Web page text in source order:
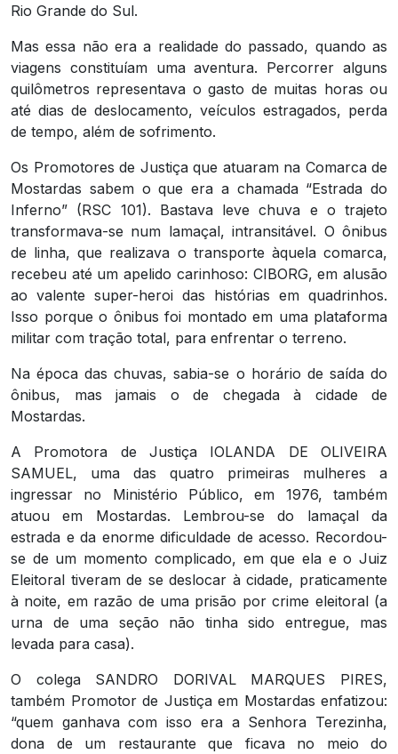
Rio Grande do Sul.
Mas essa não era a realidade do passado, quando as
viagens constituíam uma aventura. Percorrer alguns
quilômetros representava o gasto de muitas horas ou
até dias de deslocamento, veículos estragados, perda
de tempo, além de sofrimento.
Os Promotores de Justiça que atuaram na Comarca de
Mostardas sabem o que era a chamada “Estrada do
Inferno” (RSC 101). Bastava leve chuva e o trajeto
transformava-se num lamaçal, intransitável. O ônibus
de linha, que realizava o transporte àquela comarca,
recebeu até um apelido carinhoso: CIBORG, em alusão
ao valente super-heroi das histórias em quadrinhos.
Isso porque o ônibus foi montado em uma plataforma
militar com tração total, para enfrentar o terreno.
Na época das chuvas, sabia-se o horário de saída do
ônibus, mas jamais o de chegada à cidade de
Mostardas.
A Promotora de Justiça IOLANDA DE OLIVEIRA
SAMUEL, uma das quatro primeiras mulheres a
ingressar no Ministério Público, em 1976, também
atuou em Mostardas. Lembrou-se do lamaçal da
estrada e da enorme dificuldade de acesso. Recordou-
se de um momento complicado, em que ela e o Juiz
Eleitoral tiveram de se deslocar à cidade, praticamente
à noite, em razão de uma prisão por crime eleitoral (a
urna de uma seção não tinha sido entregue, mas
levada para casa).
O colega SANDRO DORIVAL MARQUES PIRES,
também Promotor de Justiça em Mostardas enfatizou:
“quem ganhava com isso era a Senhora Terezinha,
dona de um restaurante que ficava no meio do